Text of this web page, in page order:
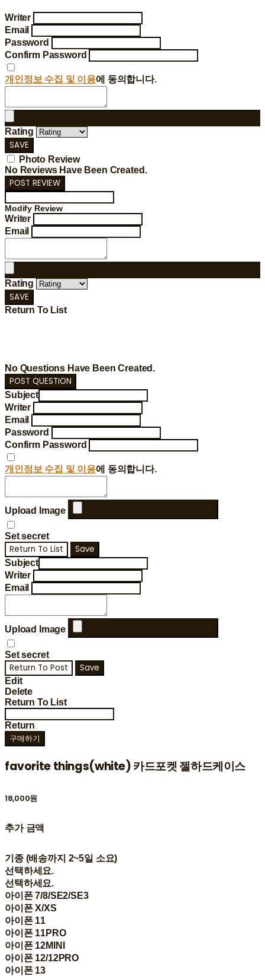
Writer
Email
Password
Confirm Password
개인정보 수집 및 이용에 동의합니다.
Rating
SAVE
Photo Review
No Reviews Have Been Created.
POST REVIEW
Modify Review
Writer
Email
Rating
SAVE
Return To List
No Questions Have Been Created.
POST QUESTION
Subject
Writer
Email
Password
Confirm Password
개인정보 수집 및 이용에 동의합니다.
Upload Image
Set secret
Return To List Save
Subject
Writer
Email
Upload Image
Set secret
Return To Post Save
Edit
Delete
Return To List
Return
구매하기
favorite things(white) 카드포켓 젤하드케이스
18,000원
추가 금액
기종 (배송까지 2~5일 소요)
선택하세요.
선택하세요.
아이폰 7/8/SE2/SE3
아이폰 X/XS
아이폰 11
아이폰 11PRO
아이폰 12MINI
아이폰 12/12PRO
아이폰 13